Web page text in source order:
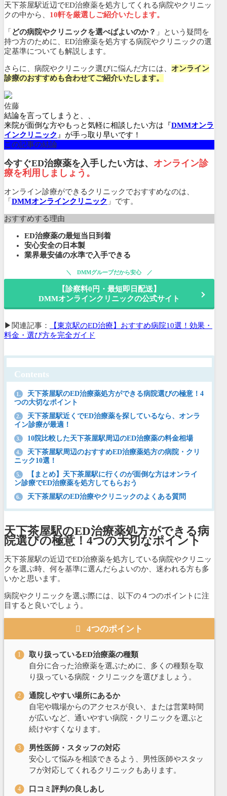
天下茶屋駅近辺でED治療薬を処方してくれる病院やクリニッ
クの中から、 10軒を厳選しご紹介いたします。
「 どの病院やクリニックを選べばよいのか？ 」という疑問を
持つ方のために、ED治療薬を処方する病院やクリニックの選
定基準についても解説します。
さらに、病院やクリニック選びに悩んだ方には、 オンライン
診療のおすすめも合わせてご紹介いたします。
佐藤
結論を言ってしまうと、、
来院が面倒な方やもっと気軽に相談したい方は『DMMオンラ
インクリニック 』が手っ取り早いです！
この記事の結論
今すぐED治療薬を入手したい方は、 オンライン診
療を利用しましょう。
オンライン診療ができるクリニックでおすすめなのは、
「 DMMオンラインクリニック 」です。
おすすめする理由
ED治療薬の最短当日到着
安心安全の日本製
業界最安値の水準で入手できる
DMMグループだから安心
【診察料0円・最短即日配送】
DMMオンラインクリニックの公式サイト
▶関連記事：
【東京駅のED治療】おすすめ病院10選！効果・
料金・選び方を完全ガイド
Contents
1.
天下茶屋駅のED治療薬処方ができる病院選びの極意！4
つの大切なポイント
2.
天下茶屋駅近くでED治療薬を探しているなら、オンラ
イン診療が最適！
3. 10院比較した天下茶屋駅周辺のED治療薬の料金相場
4.
天下茶屋駅周辺のおすすめED治療薬処方の病院・クリ
ニック10選！
5.
【まとめ】天下茶屋駅に行くのが面倒な方はオンライ
ン診療でED治療薬を処方してもらおう
6. 天下茶屋駅のED治療やクリニックのよくある質問
天下茶屋駅のED治療薬処方ができる病
院選びの極意！4つの大切なポイント
天下茶屋駅の近辺でED治療薬を処方している病院やクリニッ
クを選ぶ時、何を基準に選んだらよいのか、迷われる方も多
いかと思います。
病院やクリニックを選ぶ際には、以下の４つのポイントに注
目すると良いでしょう。
4つのポイント
取り扱っているED治療薬の種類
自分に合った治療薬を選ぶために、多くの種類を取
り扱っている病院・クリニックを選びましょう。
通院しやすい場所にあるか
自宅や職場からのアクセスが良い、または営業時間
が広いなど、通いやすい病院・クリニックを選ぶと
続けやすくなります。
男性医師・スタッフの対応
安心して悩みを相談できるよう、男性医師やスタッ
フが対応してくれるクリニックもあります。
口コミ評判の良しあし